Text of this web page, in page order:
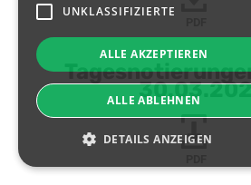
UNKLASSIFIZIERTE
ALLE AKZEPTIEREN
ALLE ABLEHNEN
DETAILS ANZEIGEN